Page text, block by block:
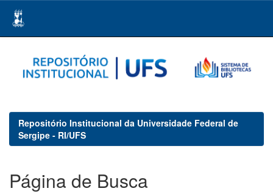
navigation
Repositório Institucional da Universidade Federal de
Sergipe - RI/UFS
Página de Busca